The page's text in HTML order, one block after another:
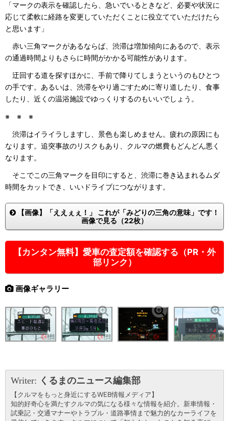
「マークの表示を確認したら、急いでいるときなど、必要や状況に
応じて柔軟に経路を変更していただくことに役立てていただけたら
と思います」
赤い三角マークがあるならば、渋滞は増加傾向にあるので、表示
の通過時間よりもさらに時間がかかる可能性があります。
迂回する道を探すほかに、手前で降りてしまうというのもひとつ
の手です。あるいは、渋滞をやり過ごすために寄り道したり、食事
したり、近くの温浴施設でゆっくりするのもいいでしょう。
※ ※ ※
渋滞はイライラしますし、景色も楽しめません。疲れの原因にも
なります。追突事故のリスクもあり、クルマの燃費もどんどん悪く
なります。
そこでこの三角マークを目印にすると、渋滞に巻き込まれるムダ
時間をカットでき、いいドライブにつながります。
【画像】「ええぇぇ！」 これが「みどりの三角の意味」です！
画像で見る（22枚）
【カンタン無料】愛車の査定額を確認する（PR・外
部リンク）
画像ギャラリー
Writer: くるまのニュース編集部
【クルマをもっと身近にするWEB情報メディア】
知的好奇心を満たすクルマの気になる様々な情報を紹介。新車情報・
試乗記・交通マナーやトラブル・道路事情まで魅力的なカーライフを